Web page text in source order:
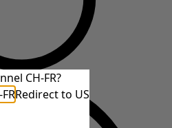
CH-FR?
Redirect to US